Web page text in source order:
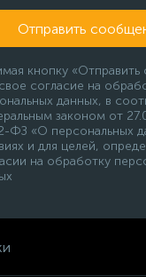
Отправить
кнопку
согласие на
данных, в
законом от
ФЗ «О персональных
и для целей,
на обработку